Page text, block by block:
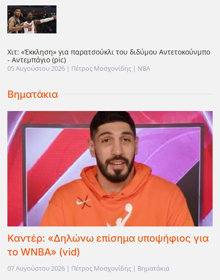
Χιτ: «Έκκληση» για παρατσούκλι του διδύμου Αντετοκούνμπο
- Αντεμπάγιο (pic)
05 Αυγούστου 2026 | Πέτρος Μοσχονίδης | NBA
Βηματάκια
Καντέρ: «Δηλώνω επίσημα υποψήφιος για
το WNBA» (vid)
07 Αυγούστου 2026 | Πέτρος Μοσχονίδης | Βηματάκια